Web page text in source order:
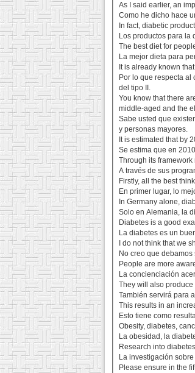
As I said earlier, an
Como he dicho hace
In fact, diabetic
Los productos para la
The best diet for
La mejor dieta para
It is already known
Por lo que respecta
del tipo II.
You know that there
middle-aged and the
Sabe usted que
y personas mayores.
It is estimated that by
Se estima que en
Through its
A través de sus
Firstly, all the best
En primer lugar, lo
In Germany alone,
Solo en Alemania, la
Diabetes is a good
La diabetes es un
I do not think that we
No creo que
People are more
La concienciación
They will also
También servirá para
This results in an
Esto tiene como
Obesity, diabetes,
La obesidad, la
Research into
La investigación
Please ensure in the